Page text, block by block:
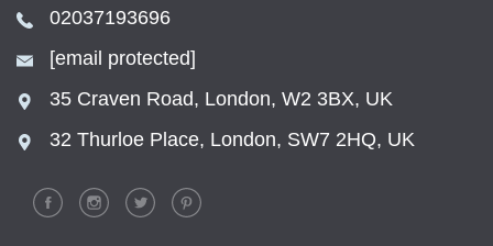
02037193696
[email protected]
35 Craven Road, London, W2 3BX, UK
32 Thurloe Place, London, SW7 2HQ, UK